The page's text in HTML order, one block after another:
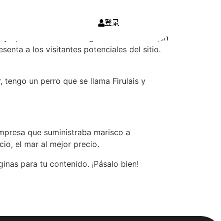
登录
aparecerá en la navegación de tu sitio (en
a los visitantes potenciales del sitio.
tengo un perro que se llama Firulais y
que suministraba marisco a
el mar al mejor precio.
para tu contenido. ¡Pásalo bien!